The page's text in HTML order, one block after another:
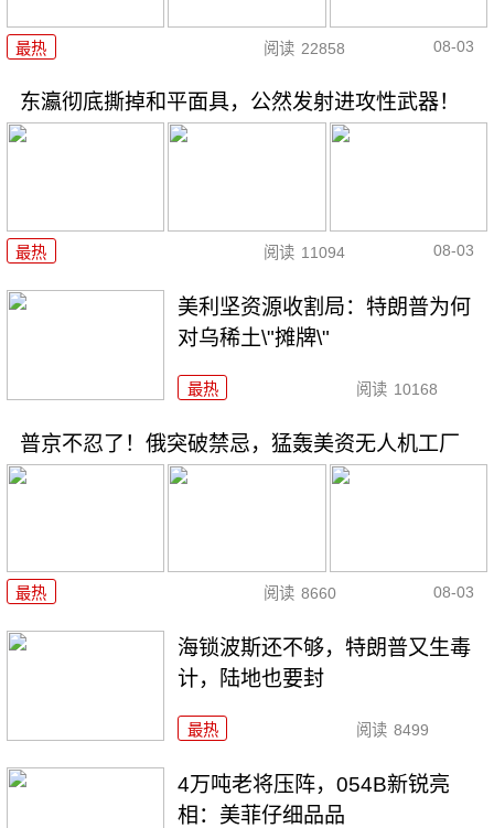
最热 阅读 22858 08-03
东瀛彻底撕掉和平面具，公然发射进攻性武器！
最热 阅读 11094 08-03
美利坚资源收割局：特朗普为何
对乌稀土\"摊牌\"
最热 阅读 10168
普京不忍了！俄突破禁忌，猛轰美资无人机工厂
最热 阅读 8660 08-03
海锁波斯还不够，特朗普又生毒
计，陆地也要封
最热 阅读 8499
4万吨老将压阵，054B新锐亮
相：美菲仔细品品